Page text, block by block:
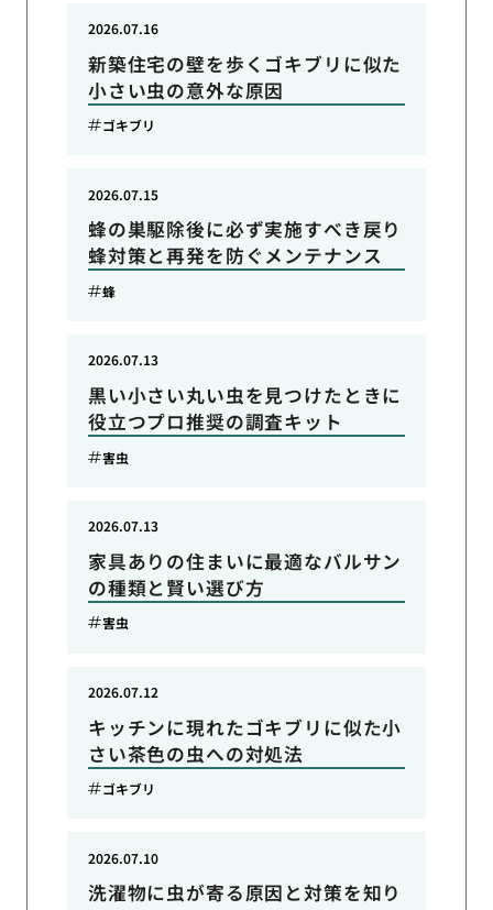
新築住宅の壁を歩くゴキブリに似た
小さい虫の意外な原因
2026.07.16
ゴキブリ
蜂の巣駆除後に必ず実施すべき戻り
蜂対策と再発を防ぐメンテナンス
2026.07.15
蜂
黒い小さい丸い虫を見つけたときに
役立つプロ推奨の調査キット
2026.07.13
害虫
家具ありの住まいに最適なバルサン
の種類と賢い選び方
2026.07.13
害虫
キッチンに現れたゴキブリに似た小
さい茶色の虫への対処法
2026.07.12
ゴキブリ
洗濯物に虫が寄る原因と対策を知り
2026.07.10